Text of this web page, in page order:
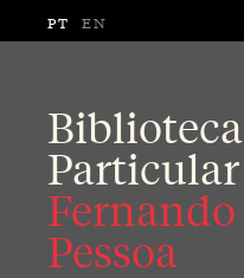
PT EN
Biblioteca
Particular
Fernando
Pessoa